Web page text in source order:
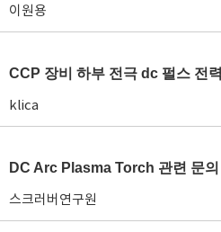
이원용
CCP 장비 하부 전극 dc 펄스 전력
klica
DC Arc Plasma Torch 관련 문의
스크러버연구원